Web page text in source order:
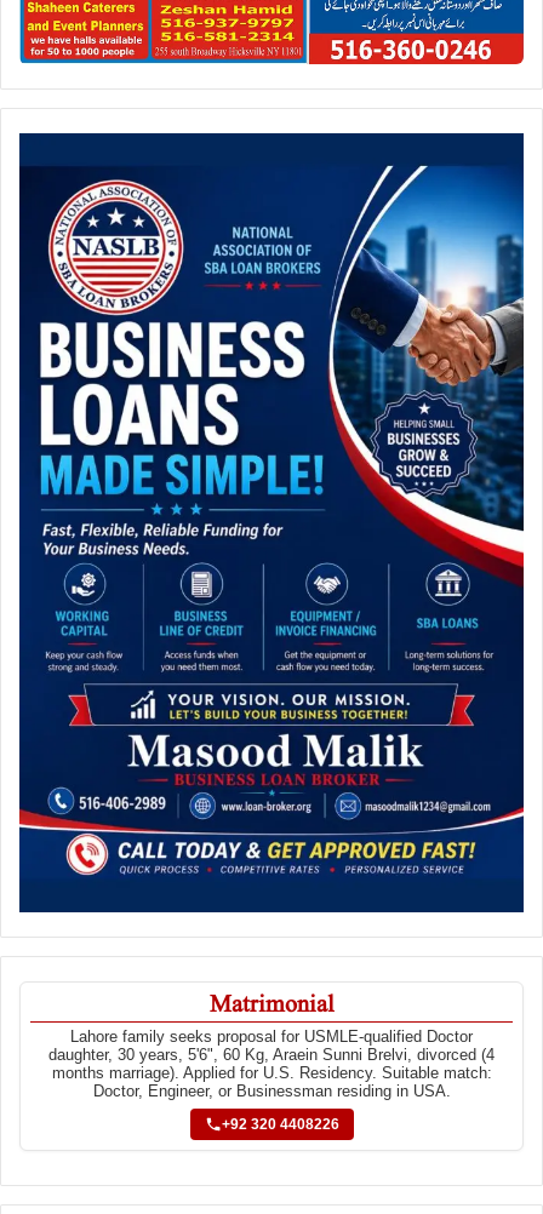
Matrimonial
Lahore family seeks proposal for USMLE-qualified Doctor
daughter, 30 years, 5'6", 60 Kg, Araein Sunni Brelvi, divorced (4
months marriage). Applied for U.S. Residency. Suitable match:
Doctor, Engineer, or Businessman residing in USA.
+92 320 4408226